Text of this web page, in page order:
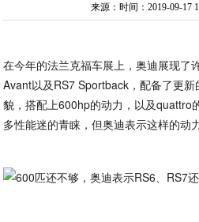
来源：时间：2019-09-17
在今年的法兰克福车展上，奥迪展现了
Avant以及RS7 Sportback，配备了更
貌，搭配上600hp的动力，以及quattro
多性能迷的青睐，但奥迪表示这样的动